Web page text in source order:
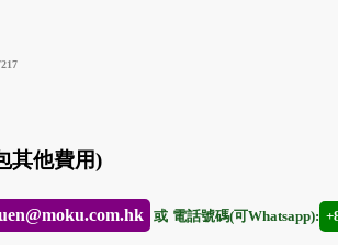
其他費用)
或 電話號碼(可Whatsapp):